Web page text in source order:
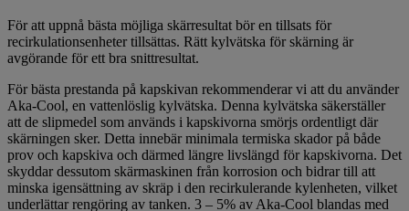
För att uppnå bästa möjliga skärresultat bör en tillsats för
recirkulationsenheter tillsättas. Rätt kylvätska för skärning är
avgörande för ett bra snittresultat.
För bästa prestanda på kapskivan rekommenderar vi att du använder
Aka-Cool, en vattenlöslig kylvätska. Denna kylvätska säkerställer
att de slipmedel som används i kapskivorna smörjs ordentligt där
skärningen sker. Detta innebär minimala termiska skador på både
prov och kapskiva och därmed längre livslängd för kapskivorna. Det
skyddar dessutom skärmaskinen från korrosion och bidrar till att
minska igensättning av skräp i den recirkulerande kylenheten, vilket
underlättar rengöring av tanken. 3 – 5% av Aka-Cool blandas med